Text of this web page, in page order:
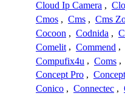
Cloud Ip Camera ,
Cmos , Cms , Cms
Cocoon , Codnida ,
Comelit , Commend ,
Compufix4u , Coms ,
Concept Pro ,
Conico , Connectec ,